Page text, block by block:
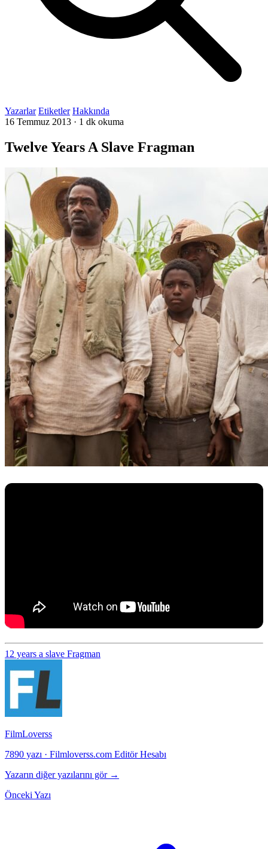
Yazarlar Etiketler Hakkında
16 Temmuz 2013 · 1 dk okuma
Twelve Years A Slave Fragman
12 years a slave Fragman
FilmLoverss
7890 yazı · Filmloverss.com Editör Hesabı
Yazarın diğer yazılarını gör →
Önceki Yazı